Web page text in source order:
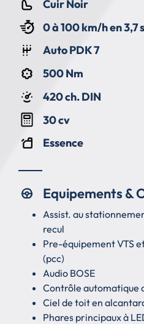
Cuir Noir
0 à 100 km/h en 3,7 s
Auto PDK 7
500 Nm
420 ch. DIN
30 cv
Essence
Equipements &
Assist. au
recul
Pre-équipement VTS
(pcc)
Audio BOSE
Contrôle automatique
Ciel de toit en
Phares principaux à